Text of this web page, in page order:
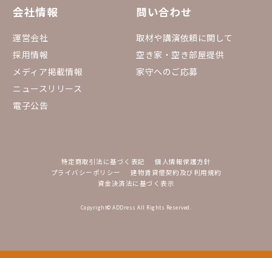
会社情報
運営会社
採用情報
メディア掲載情報
ニュースリリース
電子公告
問い合わせ
取材や講演依頼に関して
空き家・空き部屋提供
家守へのご応募
特定商取引法に基づく表記
個人情報保護方針
プライバシーポリシー
建物賃貸借契約及び利用規約
資金決済法に基づく表示
Copyright© ADDress All Rights Reserved.